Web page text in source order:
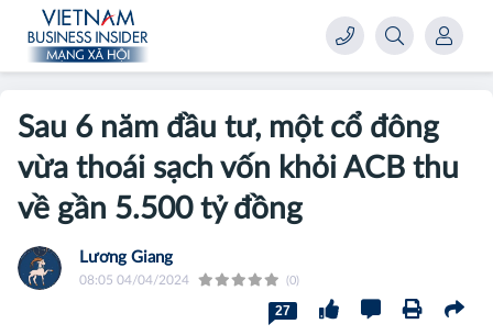
Sau 6 năm đầu tư, một cổ đông
vừa thoái sạch vốn khỏi ACB thu
về gần 5.500 tỷ đồng
Lương Giang
08:05 04/04/2024 (0)
27